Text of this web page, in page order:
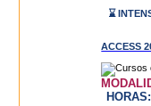
⌛
ACCESS
HORAS: